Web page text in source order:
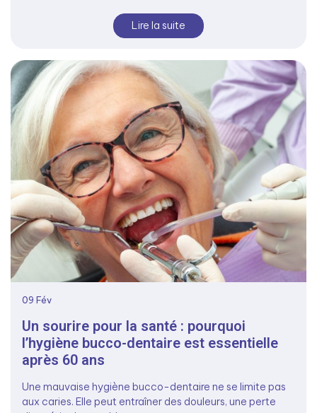
Lire la suite
09 Fév
Un sourire pour la santé : pourquoi
l’hygiène bucco-dentaire est essentielle
après 60 ans
Une mauvaise hygiène bucco-dentaire ne se limite pas
aux caries. Elle peut entraîner des douleurs, une perte